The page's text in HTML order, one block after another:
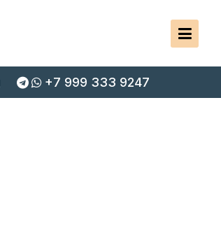
+7 999 333 9247